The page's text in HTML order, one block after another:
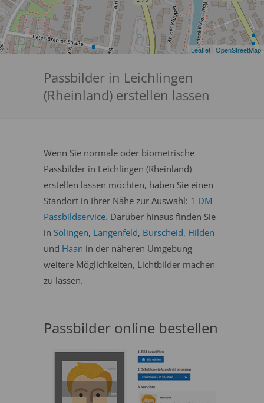
Leaflet | OpenStreetMap
Passbilder in Leichlingen
(Rheinland) erstellen lassen
Wenn Sie normale oder biometrische
Passbilder in Leichlingen (Rheinland)
erstellen lassen möchten, haben Sie einen
Standort in Ihrer Nähe zur Auswahl: 1 DM
Passbildservice. Darüber hinaus finden Sie
in Solingen, Langenfeld, Burscheid, Hilden
und Haan in der näheren Umgebung
weitere Möglichkeiten, Lichtbilder machen
zu lassen.
Passbilder online bestellen